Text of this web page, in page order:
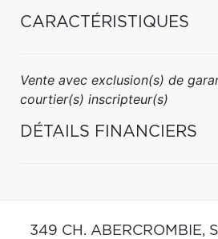
CARACTÉRISTIQUES
Vente avec exclusion(s) de
courtier(s) inscripteur(s)
DÉTAILS FINANCIERS
349 CH. ABERCROMBIE,